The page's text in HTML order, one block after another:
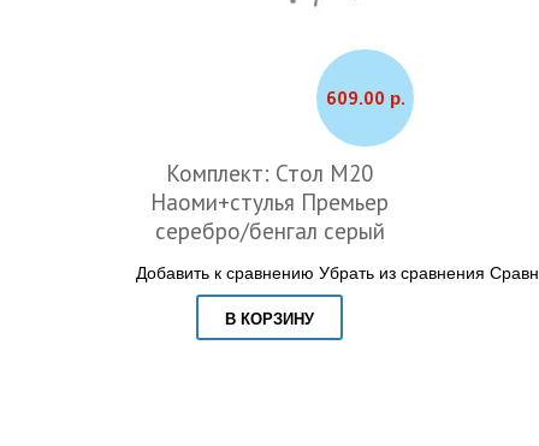
609.00 р.
Комплект: Стол М20
Наоми+стулья Премьер
серебро/бенгал серый
Добавить к сравнению Убрать из сравнения
В КОРЗИНУ